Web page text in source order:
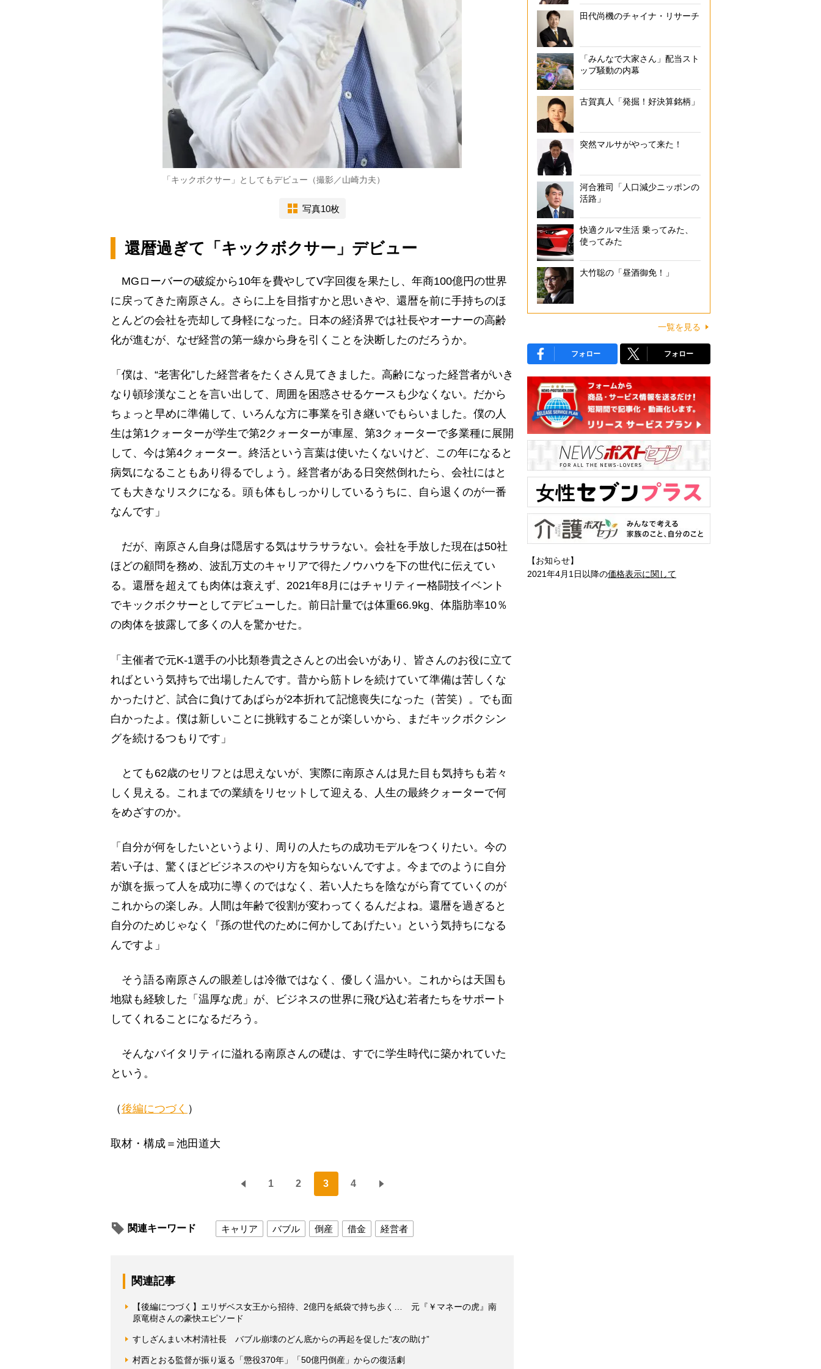
「キックボクサー」としてもデビュー（撮影／山崎力夫）
写真10枚
還暦過ぎて「キックボクサー」デビュー
MGローバーの破綻から10年を費やしてV字回復を果たし、年商100億円の世界
に戻ってきた南原さん。さらに上を目指すかと思いきや、還暦を前に手持ちのほ
とんどの会社を売却して身軽になった。日本の経済界では社長やオーナーの高齢
化が進むが、なぜ経営の第一線から身を引くことを決断したのだろうか。
「僕は、“老害化”した経営者をたくさん見てきました。高齢になった経営者がいき
なり頓珍漢なことを言い出して、周囲を困惑させるケースも少なくない。だから
ちょっと早めに準備して、いろんな方に事業を引き継いでもらいました。僕の人
生は第1クォーターが学生で第2クォーターが車屋、第3クォーターで多業種に展開
して、今は第4クォーター。終活という言葉は使いたくないけど、この年になると
病気になることもあり得るでしょう。経営者がある日突然倒れたら、会社にはと
ても大きなリスクになる。頭も体もしっかりしているうちに、自ら退くのが一番
なんです」
だが、南原さん自身は隠居する気はサラサラない。会社を手放した現在は50社
ほどの顧問を務め、波乱万丈のキャリアで得たノウハウを下の世代に伝えてい
る。還暦を超えても肉体は衰えず、2021年8月にはチャリティー格闘技イベント
でキックボクサーとしてデビューした。前日計量では体重66.9kg、体脂肪率10％
の肉体を披露して多くの人を驚かせた。
「主催者で元K-1選手の小比類巻貴之さんとの出会いがあり、皆さんのお役に立て
ればという気持ちで出場したんです。昔から筋トレを続けていて準備は苦しくな
かったけど、試合に負けてあばらが2本折れて記憶喪失になった（苦笑）。でも面
白かったよ。僕は新しいことに挑戦することが楽しいから、まだキックボクシン
グを続けるつもりです」
とても62歳のセリフとは思えないが、実際に南原さんは見た目も気持ちも若々
しく見える。これまでの業績をリセットして迎える、人生の最終クォーターで何
をめざすのか。
「自分が何をしたいというより、周りの人たちの成功モデルをつくりたい。今の
若い子は、驚くほどビジネスのやり方を知らないんですよ。今までのように自分
が旗を振って人を成功に導くのではなく、若い人たちを陰ながら育てていくのが
これからの楽しみ。人間は年齢で役割が変わってくるんだよね。還暦を過ぎると
自分のためじゃなく『孫の世代のために何かしてあげたい』という気持ちになる
んですよ」
そう語る南原さんの眼差しは冷徹ではなく、優しく温かい。これからは天国も
地獄も経験した「温厚な虎」が、ビジネスの世界に飛び込む若者たちをサポート
してくれることになるだろう。
そんなバイタリティに溢れる南原さんの礎は、すでに学生時代に築かれていた
という。
（後編につづく ）
取材・構成＝池田道大
1 2 3 4
関連キーワード キャリア バブル 倒産 借金 経営者
関連記事
【後編につづく】エリザベス女王から招待、2億円を紙袋で持ち歩く… 元『￥マネーの虎』南
原竜樹さんの豪快エピソード
すしざんまい木村清社長 バブル崩壊のどん底からの再起を促した“友の助け”
村西とおる監督が振り返る「懲役370年」「50億円倒産」からの復活劇
田代尚機のチャイナ・リサーチ
「みんなで大家さん」配当スト
ップ騒動の内幕
古賀真人「発掘！好決算銘柄」
突然マルサがやって来た！
河合雅司「人口減少ニッポンの
活路」
快適クルマ生活 乗ってみた、
使ってみた
大竹聡の「昼酒御免！」
一覧を見る
フォロー フォロー
【お知らせ】
2021年4月1日以降の価格表示に関して